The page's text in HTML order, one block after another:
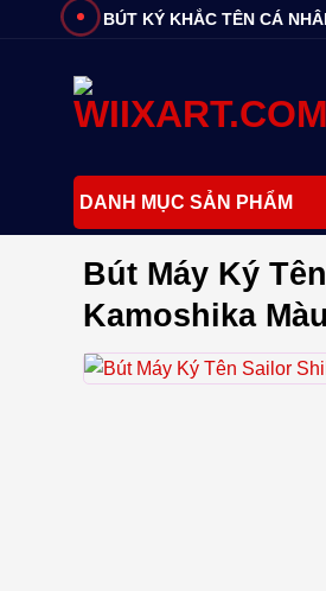
BÚT KÝ KHẮC TÊN CÁ
DANH MỤC SẢN PHẨM
Bút Máy Ký
Kamoshika